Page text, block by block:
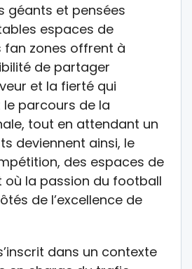
géants et pensées
espaces de
fan zones offrent à
de partager
et la fierté qui
parcours de la
tout en attendant un
deviennent ainsi, le
des espaces de
où la passion du football
de l’excellence de
dans un contexte